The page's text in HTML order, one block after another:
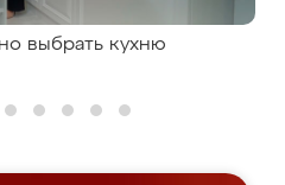
выбрать кухню